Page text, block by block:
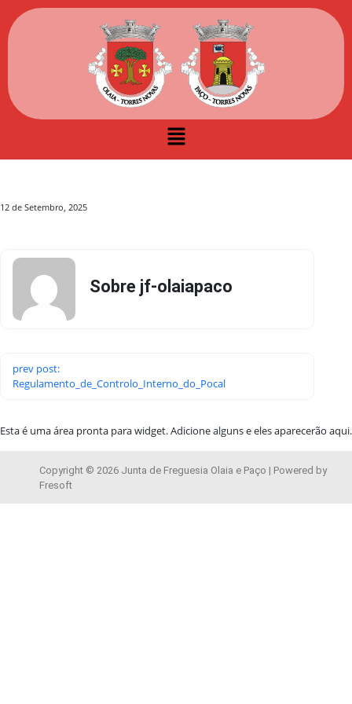
12 de Setembro, 2025
Sobre jf-olaiapaco
prev post:
Regulamento_de_Controlo_Interno_do_Pocal
Esta é uma área pronta para widget. Adicione alguns e eles aparecerão aqui.
Copyright © 2026 Junta de Freguesia Olaia e Paço | Powered by
Fresoft